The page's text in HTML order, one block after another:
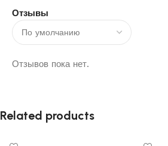
Отзывы
Отзывов пока нет.
Related products